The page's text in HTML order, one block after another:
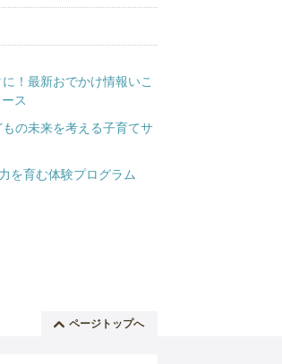
ページトップへ